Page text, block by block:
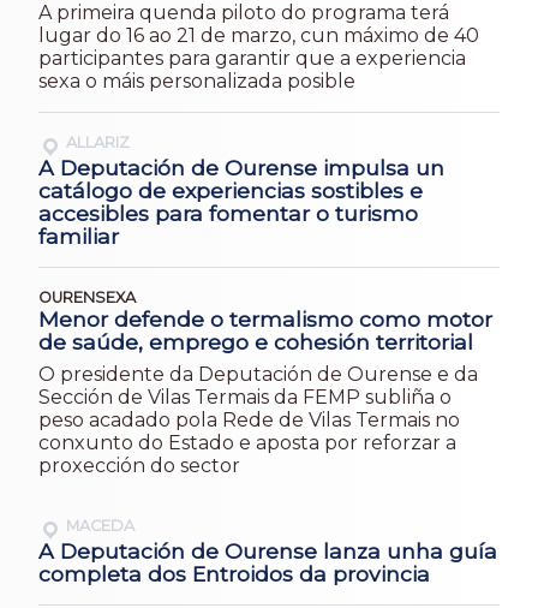
A primeira quenda piloto do programa terá
lugar do 16 ao 21 de marzo, cun máximo de 40
participantes para garantir que a experiencia
sexa o máis personalizada posible
ALLARIZ
A Deputación de Ourense impulsa un
catálogo de experiencias sostibles e
accesibles para fomentar o turismo
familiar
OURENSEXA
Menor defende o termalismo como motor
de saúde, emprego e cohesión territorial
O presidente da Deputación de Ourense e da
Sección de Vilas Termais da FEMP subliña o
peso acadado pola Rede de Vilas Termais no
conxunto do Estado e aposta por reforzar a
proxección do sector
MACEDA
A Deputación de Ourense lanza unha guía
completa dos Entroidos da provincia